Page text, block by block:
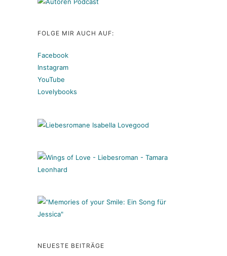
FOLGE MIR AUCH AUF:
Facebook
Instagram
YouTube
Lovelybooks
NEUESTE BEITRÄGE